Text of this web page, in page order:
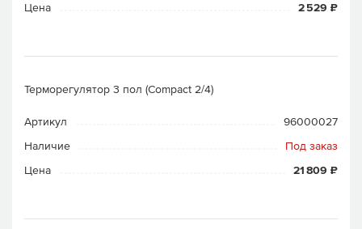
Цена
2 529 ₽
Терморегулятор 3 пол (Compact 2/4)
Артикул
96000027
Наличие
Под заказ
Цена
21 809 ₽